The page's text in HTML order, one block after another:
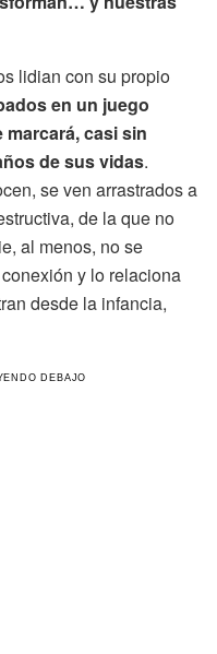
lidian con su propio
en un juego
casi sin
de sus vidas.
se ven arrastrados a
de la que no
al menos, no se
y lo relaciona
desde la infancia,